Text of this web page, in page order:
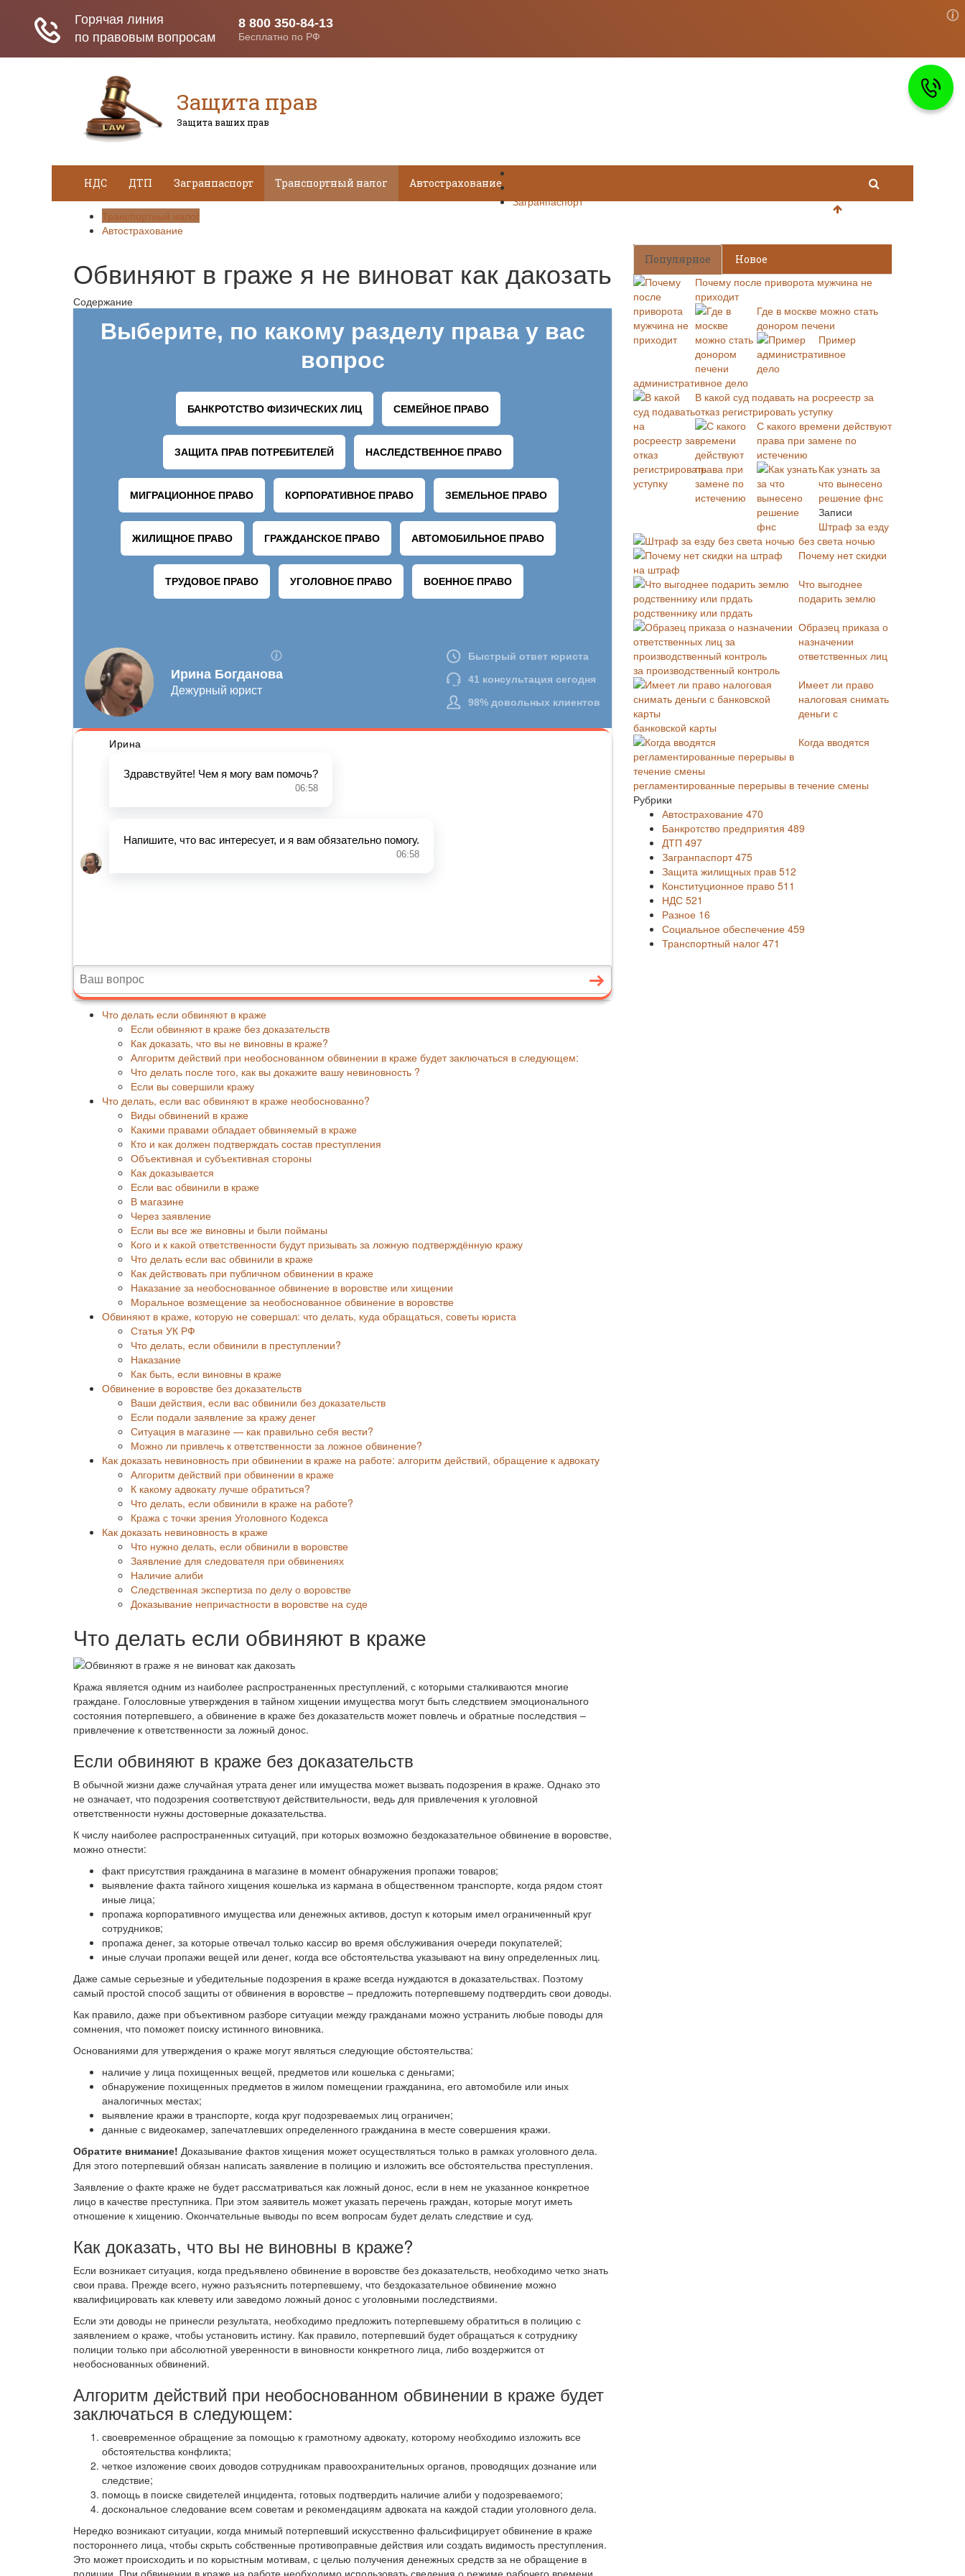
Защита прав
Защита ваших прав
НДС ДТП Загранпаспорт Транспортный налог Автострахование
Загранпаспорт
Транспортный налог
Автострахование
Обвиняют в граже я не виноват как дакозать
Содержание
Что делать если обвиняют в краже
Если обвиняют в краже без доказательств
Как доказать, что вы не виновны в краже?
Алгоритм действий при необоснованном обвинении в краже будет заключаться в следующем:
Что делать после того, как вы докажите вашу невиновность ?
Если вы совершили кражу
Что делать, если вас обвиняют в краже необоснованно?
Виды обвинений в краже
Какими правами обладает обвиняемый в краже
Кто и как должен подтверждать состав преступления
Объективная и субъективная стороны
Как доказывается
Если вас обвинили в краже
В магазине
Через заявление
Если вы все же виновны и были пойманы
Кого и к какой ответственности будут призывать за ложную подтверждённую кражу
Что делать если вас обвинили в краже
Как действовать при публичном обвинении в краже
Наказание за необоснованное обвинение в воровстве или хищении
Моральное возмещение за необоснованное обвинение в воровстве
Обвиняют в краже, которую не совершал: что делать, куда обращаться, советы юриста
Статья УК РФ
Что делать, если обвинили в преступлении?
Наказание
Как быть, если виновны в краже
Обвинение в воровстве без доказательств
Ваши действия, если вас обвинили без доказательств
Если подали заявление за кражу денег
Ситуация в магазине — как правильно себя вести?
Можно ли привлечь к ответственности за ложное обвинение?
Как доказать невиновность при обвинении в краже на работе: алгоритм действий, обращение к адвокату
Алгоритм действий при обвинении в краже
К какому адвокату лучше обратиться?
Что делать, если обвинили в краже на работе?
Кража с точки зрения Уголовного Кодекса
Как доказать невиновность в краже
Что нужно делать, если обвинили в воровстве
Заявление для следователя при обвинениях
Наличие алиби
Следственная экспертиза по делу о воровстве
Доказывание непричастности в воровстве на суде
Что делать если обвиняют в краже
Кража является одним из наиболее распространенных преступлений, с которыми сталкиваются многие
граждане. Голословные утверждения в тайном хищении имущества могут быть следствием эмоционального
состояния потерпевшего, а обвинение в краже без доказательств может повлечь и обратные последствия –
привлечение к ответственности за ложный донос.
Если обвиняют в краже без доказательств
В обычной жизни даже случайная утрата денег или имущества может вызвать подозрения в краже. Однако это
не означает, что подозрения соответствуют действительности, ведь для привлечения к уголовной
ответственности нужны достоверные доказательства.
К числу наиболее распространенных ситуаций, при которых возможно бездоказательное обвинение в воровстве,
можно отнести:
факт присутствия гражданина в магазине в момент обнаружения пропажи товаров;
выявление факта тайного хищения кошелька из кармана в общественном транспорте, когда рядом стоят
иные лица;
пропажа корпоративного имущества или денежных активов, доступ к которым имел ограниченный круг
сотрудников;
пропажа денег, за которые отвечал только кассир во время обслуживания очереди покупателей;
иные случаи пропажи вещей или денег, когда все обстоятельства указывают на вину определенных лиц.
Даже самые серьезные и убедительные подозрения в краже всегда нуждаются в доказательствах. Поэтому
самый простой способ защиты от обвинения в воровстве – предложить потерпевшему подтвердить свои доводы.
Как правило, даже при объективном разборе ситуации между гражданами можно устранить любые поводы для
сомнения, что поможет поиску истинного виновника.
Основаниями для утверждения о краже могут являться следующие обстоятельства:
наличие у лица похищенных вещей, предметов или кошелька с деньгами;
обнаружение похищенных предметов в жилом помещении гражданина, его автомобиле или иных
аналогичных местах;
выявление кражи в транспорте, когда круг подозреваемых лиц ограничен;
данные с видеокамер, запечатлевших определенного гражданина в месте совершения кражи.
Обратите внимание! Доказывание фактов хищения может осуществляться только в рамках уголовного дела.
Для этого потерпевший обязан написать заявление в полицию и изложить все обстоятельства преступления.
Заявление о факте краже не будет рассматриваться как ложный донос, если в нем не указанное конкретное
лицо в качестве преступника. При этом заявитель может указать перечень граждан, которые могут иметь
отношение к хищению. Окончательные выводы по всем вопросам будет делать следствие и суд.
Как доказать, что вы не виновны в краже?
Если возникает ситуация, когда предъявлено обвинение в воровстве без доказательств, необходимо четко знать
свои права. Прежде всего, нужно разъяснить потерпевшему, что бездоказательное обвинение можно
квалифицировать как клевету или заведомо ложный донос с уголовными последствиями.
Если эти доводы не принесли результата, необходимо предложить потерпевшему обратиться в полицию с
заявлением о краже, чтобы установить истину. Как правило, потерпевший будет обращаться к сотруднику
полиции только при абсолютной уверенности в виновности конкретного лица, либо воздержится от
необоснованных обвинений.
Алгоритм действий при необоснованном обвинении в краже будет
заключаться в следующем:
своевременное обращение за помощью к грамотному адвокату, которому необходимо изложить все
обстоятельства конфликта;
четкое изложение своих доводов сотрудникам правоохранительных органов, проводящих дознание или
следствие;
помощь в поиске свидетелей инцидента, готовых подтвердить наличие алиби у подозреваемого;
доскональное следование всем советам и рекомендациям адвоката на каждой стадии уголовного дела.
Нередко возникают ситуации, когда мнимый потерпевший искусственно фальсифицирует обвинение в краже
постороннего лица, чтобы скрыть собственные противоправные действия или создать видимость преступления.
Это может происходить и по корыстным мотивам, с целью получения денежных средств за не обращение в
Популярное Новое
Почему после приворота мужчина не
приходит
Где в москве можно стать
донором печени
Пример
административное дело
В какой суд подавать на росреестр за
отказ регистрировать уступку
С какого времени действуют
права при замене по
истечению
Как узнать за
что вынесено
решение фнс
Записи
Штраф за езду
без света ночью
Почему нет скидки
на штраф
Что выгоднее
подарить землю
родственнику или прдать
Образец приказа о
назначении
ответственных лиц
за производственный контроль
Имеет ли право
налоговая снимать
деньги с
банковской карты
Когда вводятся
регламентированные перерывы в течение смены
Рубрики
Автострахование 470
Банкротство предприятия 489
ДТП 497
Загранпаспорт475
Защита жилищных прав 512
Конституционное право 511
НДС 521
Разное 16
Социальное обеспечение 459
Транспортный налог 471